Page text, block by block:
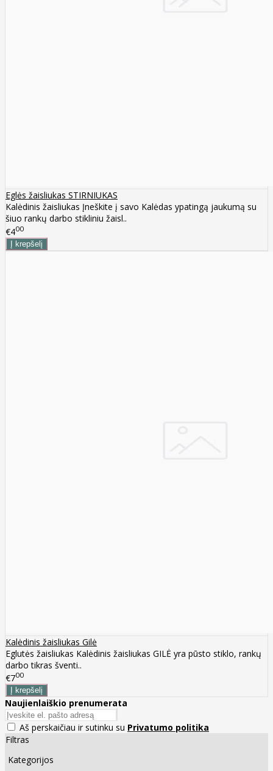
Eglės žaisliukas STIRNIUKAS
Kalėdinis žaisliukas Įneškite į savo Kalėdas ypatingą jaukumą su
šiuo rankų darbo stikliniu žaisl..
€400
Kalėdinis žaisliukas Gilė
Eglutės žaisliukas Kalėdinis žaisliukas GILĖ yra pūsto stiklo, rankų
darbo tikras šventi..
€700
Naujienlaiškio prenumerata
Aš perskaičiau ir sutinku su Privatumo politika
Filtras
Kategorijos